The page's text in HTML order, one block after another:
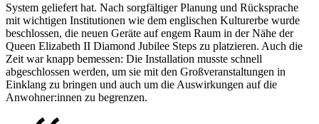
System geliefert hat. Nach sorgfältiger Planung und Rücksprache
mit wichtigen Institutionen wie dem englischen Kulturerbe wurde
beschlossen, die neuen Geräte auf engem Raum in der Nähe der
Queen Elizabeth II Diamond Jubilee Steps zu platzieren. Auch die
Zeit war knapp bemessen: Die Installation musste schnell
abgeschlossen werden, um sie mit den Großveranstaltungen in
Einklang zu bringen und auch um die Auswirkungen auf die
Anwohner:innen zu begrenzen.